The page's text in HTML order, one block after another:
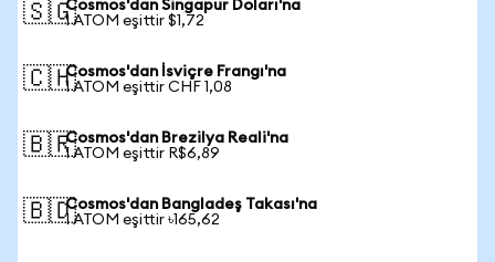
🇸🇬Cosmos'dan Singapur Doları'na
1 ATOM eşittir $1,72
🇨🇭Cosmos'dan İsviçre Frangı'na
1 ATOM eşittir CHF 1,08
🇧🇷Cosmos'dan Brezilya Reali'na
1 ATOM eşittir R$6,89
🇧🇩Cosmos'dan Bangladeş Takası'na
1 ATOM eşittir ৳165,62